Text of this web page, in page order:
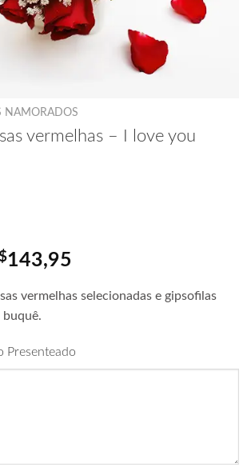
NAMORADOS
vermelhas – I love you
143,95
vermelhas selecionadas e gipsofilas
Presenteado